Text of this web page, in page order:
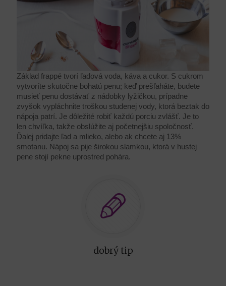
Základ frappé tvorí ľadová voda, káva a cukor. S cukrom
vytvoríte skutočne bohatú penu; keď prešľaháte, budete
musieť penu dostávať z nádobky lyžičkou, prípadne
zvyšok vypláchnite troškou studenej vody, ktorá beztak do
nápoja patrí. Je dôležité robiť každú porciu zvlášť. Je to
len chvíľka, takže obslúžite aj početnejšiu spoločnosť.
Ďalej pridajte ľad a mlieko, alebo ak chcete aj 13%
smotanu. Nápoj sa pije širokou slamkou, ktorá v hustej
pene stojí pekne uprostred pohára.
dobrý tip